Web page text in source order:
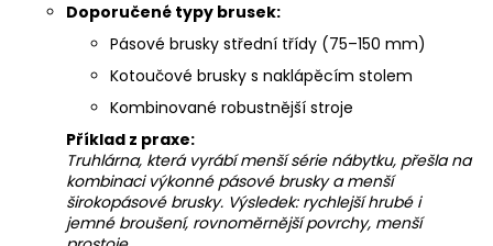
Doporučené typy brusek:
Pásové brusky střední třídy (75–150 mm)
Kotoučové brusky s naklápěcím stolem
Kombinované robustnější stroje
Příklad z praxe:
Truhlárna, která vyrábí menší série nábytku, přešla na
kombinaci výkonné pásové brusky a menší
širokopásové brusky. Výsledek: rychlejší hrubé i
jemné broušení, rovnoměrnější povrchy, menší